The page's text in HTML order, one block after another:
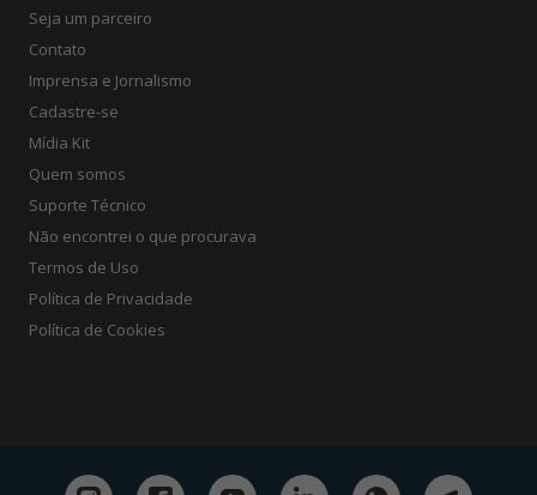
Seja um parceiro
Contato
Imprensa e Jornalismo
Cadastre-se
Mídia Kit
Quem somos
Suporte Técnico
Não encontrei o que procurava
Termos de Uso
Política de Privacidade
Política de Cookies